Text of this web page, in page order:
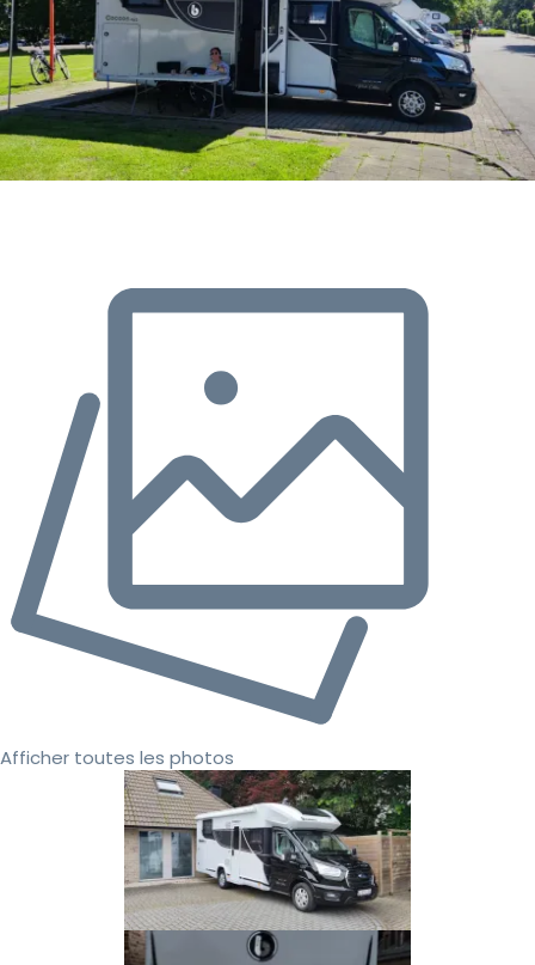
Afficher toutes les photos